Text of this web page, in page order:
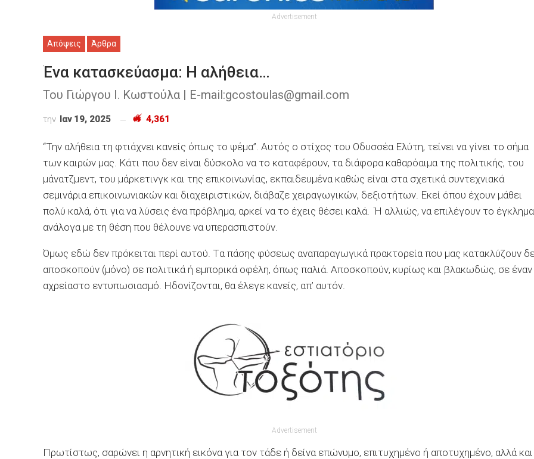
Advertisement
Απόψεις Άρθρα
Ένα κατασκεύασμα: Η αλήθεια…
Του Γιώργου Ι. Κωστούλα | E-mail:gcostoulas@gmail.com
την Ιαν 19, 2025 4,361
“Την αλήθεια τη φτιάχνει κανείς όπως το ψέμα”. Αυτός ο στίχος του Οδυσσέα Ελύτη, τείνει να γίνει το σήμα
των καιρών μας. Κάτι που δεν είναι δύσκολο να το καταφέρουν, τα διάφορα καθαρόαιμα της πολιτικής, του
μάνατζμεντ, του μάρκετινγκ και της επικοινωνίας, εκπαιδευμένα καθώς είναι στα σχετικά συντεχνιακά
σεμινάρια επικοινωνιακών και διαχειριστικών, διάβαζε χειραγωγικών, δεξιοτήτων. Εκεί όπου έχουν μάθει
πολύ καλά, ότι για να λύσεις ένα πρόβλημα, αρκεί να το έχεις θέσει καλά. Ή αλλιώς, να επιλέγουν το
ανάλογα με τη θέση που θέλουνε να υπερασπιστούν.
Όμως εδώ δεν πρόκειται περί αυτού. Tα πάσης φύσεως αναπαραγωγικά πρακτορείαπου μας κατακλύζουν
αποσκοπούν (μόνο) σε πολιτικά ή εμπορικά οφέλη, όπως παλιά. Αποσκοπούν, κυρίως και βλακωδώς, σε έναν
αχρείαστο εντυπωσιασμό. Ηδονίζονται, θα έλεγε κανείς, απ’ αυτόν.
Advertisement
Πρωτίστως, σαρώνει η αρνητική εικόνα για τον τάδε ή δείνα επώνυμο, επιτυχημένο ή αποτυχημένο, αλλά και